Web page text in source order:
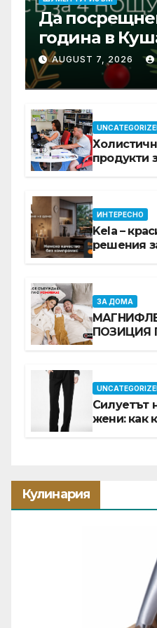
Да
година в
защо си
AUGUST 7, 2026
продукти
ИНТЕРЕСНО
Kela –
решения
ЗА ДОМА
ПОЗИЦИЯ
Силуетът
жени: как
Кулинария